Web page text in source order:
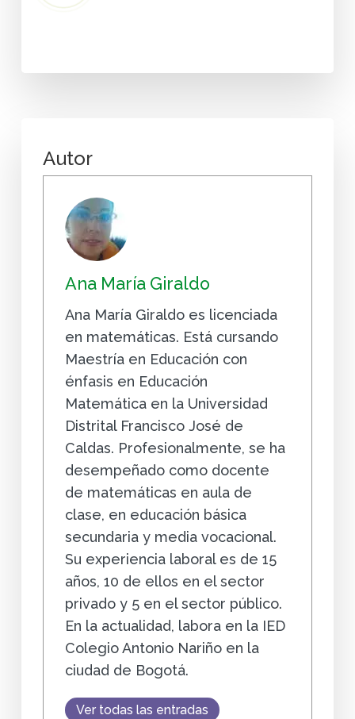
Autor
Ana María Giraldo
Ana María Giraldo es licenciada
en matemáticas. Está cursando
Maestría en Educación con
énfasis en Educación
Matemática en la Universidad
Distrital Francisco José de
Caldas. Profesionalmente, se ha
desempeñado como docente
de matemáticas en aula de
clase, en educación básica
secundaria y media vocacional.
Su experiencia laboral es de 15
años, 10 de ellos en el sector
privado y 5 en el sector público.
En la actualidad, labora en la IED
Colegio Antonio Nariño en la
ciudad de Bogotá.
Ver todas las entradas